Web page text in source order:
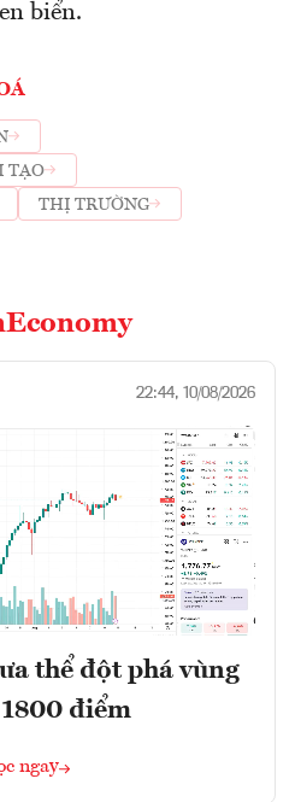
biển.
TẠO
THỊ TRƯỜNG
22:44, 10/08/2026
thể đột phá vùng
điểm
ngay